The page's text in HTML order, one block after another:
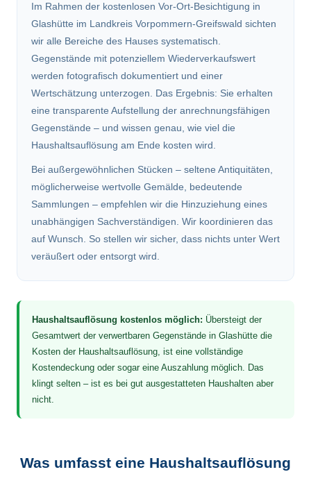
Im Rahmen der kostenlosen Vor-Ort-Besichtigung in
Glashütte im Landkreis Vorpommern-Greifswald sichten
wir alle Bereiche des Hauses systematisch.
Gegenstände mit potenziellem Wiederverkaufswert
werden fotografisch dokumentiert und einer
Wertschätzung unterzogen. Das Ergebnis: Sie erhalten
eine transparente Aufstellung der anrechnungsfähigen
Gegenstände – und wissen genau, wie viel die
Haushaltsauflösung am Ende kosten wird.
Bei außergewöhnlichen Stücken – seltene Antiquitäten,
möglicherweise wertvolle Gemälde, bedeutende
Sammlungen – empfehlen wir die Hinzuziehung eines
unabhängigen Sachverständigen. Wir koordinieren das
auf Wunsch. So stellen wir sicher, dass nichts unter Wert
veräußert oder entsorgt wird.
Haushaltsauflösung kostenlos möglich: Übersteigt der
Gesamtwert der verwertbaren Gegenstände in Glashütte die
Kosten der Haushaltsauflösung, ist eine vollständige
Kostendeckung oder sogar eine Auszahlung möglich. Das
klingt selten – ist es bei gut ausgestatteten Haushalten aber
nicht.
Was umfasst eine Haushaltsauflösung